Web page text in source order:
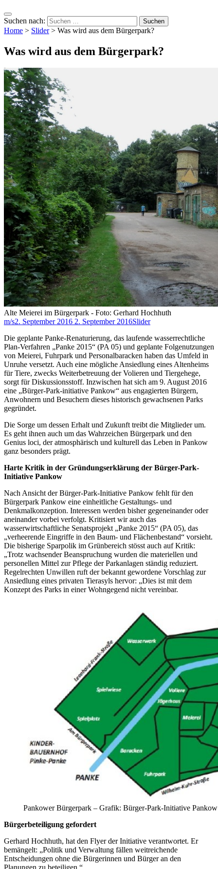
Suchen nach:
Home > Slider> Was wird aus dem Bürgerpark?
Was wird aus dem Bürgerpark?
Alte Meierei im Bürgerpark - Foto: Gerhard Hochhuth
m/s2. September 2016 2. September 2016Slider
Die geplante Panke-Renaturierung, das laufende wasserrechtliche
Plan-Verfahren „Panke 2015“ (PA 05) und geplante Folgenutzungen
von Meierei, Fuhrpark und Personalbaracken haben das Umfeld in
Unruhe versetzt. Auch eine mögliche Ansiedlung eines Altenheims
für Tiere, zwecks Weiterbetreuung der Volieren und Tiergehege,
sorgt für Diskussionsstoff. Inzwischen hat sich am 9. August 2016
eine „Bürger-Park-initiative Pankow“ aus engagierten Bürgern,
Anwohnern und Besuchern dieses historisch gewachsenen Parks
gegründet.
Die Sorge um dessen Erhalt und Zukunft treibt die Mitglieder um.
Es geht ihnen auch um das Wahrzeichen Bürgerpark und den
Genius loci, der atmosphärisch und kulturell das Leben in Pankow
ganz besonders prägt.
Harte Kritik in der Gründungserklärung der Bürger-Park-
Initiative Pankow
Nach Ansicht der Bürger-Park-Initiative Pankow fehlt für den
Bürgerpark Pankow eine einheitliche Gestaltungs- und
Denkmalkonzeption. Interessen werden bisher gegeneinander oder
aneinander vorbei verfolgt. Kritisiert wir auch das
wasserwirtschaftliche Senatsprojekt „Panke 2015“ (PA 05), das
„verheerende Eingriffe in den Baum- und Flächenbestand“ vorsieht.
Die bisherige Sparpolik im Grünbereich stösst auch auf Kritik:
„Trotz wachsender Beanspruchung wurden die materiellen und
personellen Mittel zur Pflege der Parkanlagen ständig reduziert.
Regelrechten Unwillen ruft der bekannt gewordene Vorschlag zur
Ansiedlung eines privaten Tierasyls hervor: „Dies ist mit dem
Konzept des Parks in einer Wohngegend nicht vereinbar.
Pankower Bürgerpark – Grafik: Bürger-Park-Initiative Pankow
Bürgerbeteiligung gefordert
Gerhard Hochhuth, hat den Flyer der Initiative verantwortet. Er
bemängelt: „Politik und Verwaltung fällen weitreichende
Entscheidungen ohne die Bürgerinnen und Bürger an den